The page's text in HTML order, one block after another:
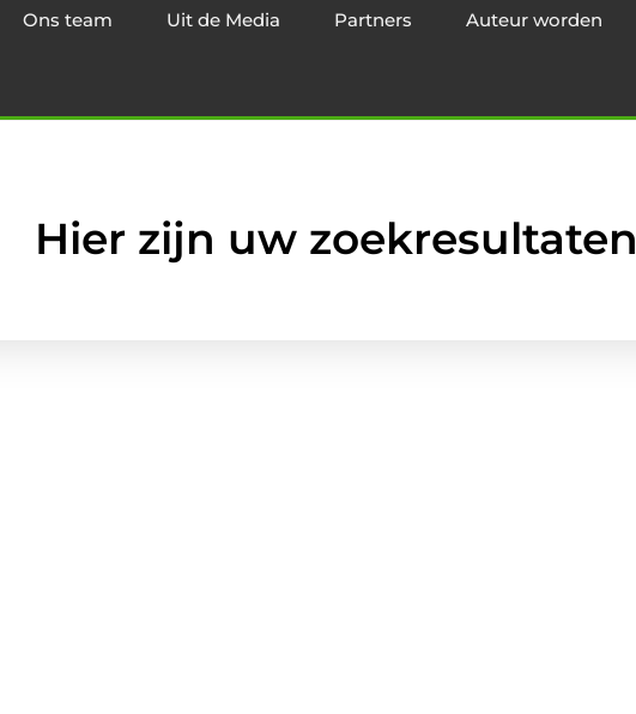
Ons team Uit de Media Partners Auteur worden
Hier zijn uw zoekresultaten